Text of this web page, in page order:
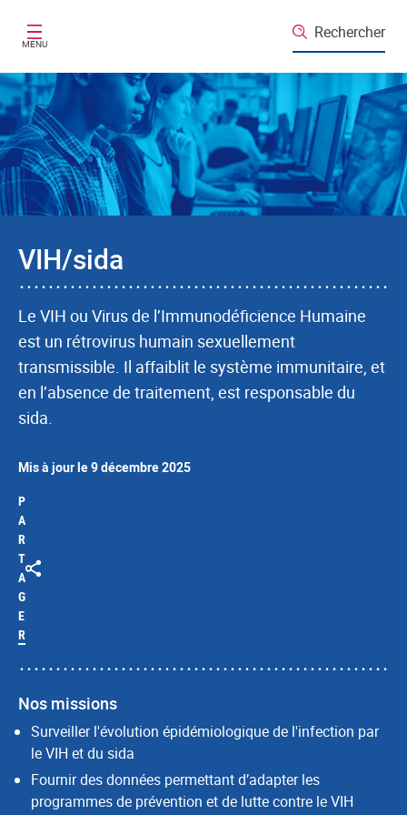
MENU
Rechercher
VIH/sida
Le VIH ou Virus de l’Immunodéficience Humaine
est un rétrovirus humain sexuellement
transmissible. Il affaiblit le système immunitaire, et
en l’absence de traitement, est responsable du
sida.
Mis à jour le 9 décembre 2025
P
A
R
T
A
G
E
R
Nos missions
Surveiller l'évolution épidémiologique de l'infection par
le VIH et du sida
Fournir des données permettant d’adapter les
programmes de prévention et de lutte contre le VIH